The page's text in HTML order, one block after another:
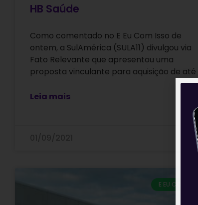
HB Saúde
Como comentado no E Eu Com Isso de
ontem, a SulAmérica (SULA11) divulgou via
Fato Relevante que apresentou uma
proposta vinculante para aquisição de até
Leia mais
E EU COM ISSO